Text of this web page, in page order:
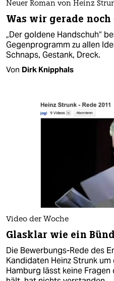
Neuer Roman von Heinz
Was wir gerade
„Der goldene Handschuh“
Gegenprogramm zu allen
Schnaps, Gestank, Dreck.
Von Dirk Knipphals
Video der Woche
Glasklar wie ein
Die Bewerbungs-Rede des
Kandidaten Heinz Strunk
Hamburg lässt keine